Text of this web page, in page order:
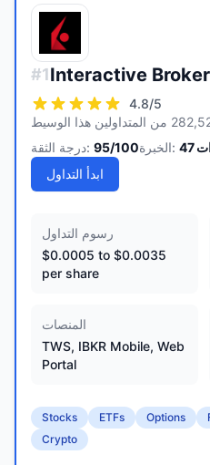
#1Interactive
4.8/5
درجة الثقة: 95/100 الخبرة: 47
ابدأ التداول
رسوم التداول
$0.0005 to $0.0035
per share
المنصات
TWS, IBKR Mobile, Web
Portal
Stocks ETFs Options
Crypto